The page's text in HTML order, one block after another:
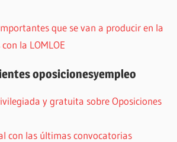
que se van a producir en la
la LOMLOE
oposicionesyempleo
y gratuita sobre Oposiciones
con las últimas convocatorias